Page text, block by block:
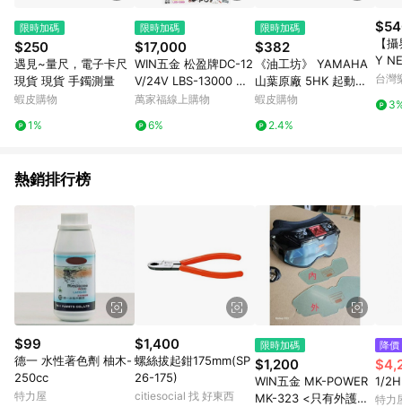
限時加碼
$250
遇見~量尺，電子卡尺
現貨 現貨 手鐲測量
蝦皮購物
1%
限時加碼
$17,000
WIN五金 松盈牌DC-12
V/24V LBS-13000 車
用捲揚機付無線遙控 捲
動絞盤 電動捲線機 車
萬家福線上購物
6%
限時加碼
$382
《油工坊》 YAMAHA
山葉原廠 5HK 起動輪/
齒盤 RS/CUXI 100
蝦皮購物
2.4%
【
Y
保護
台灣
熱銷排行榜
$99
德一 水性著色劑 柚木-
250cc
特力屋
$1,400
螺絲拔起鉗175mm(SP
26-175)
citiesocial 找 好東西
限時加碼
$1,200
WIN五金 MK-POWER
MK-323 <只有外護片
降價
1/
特力